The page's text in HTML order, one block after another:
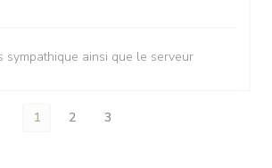
sympathique ainsi que le serveur
1 2 3